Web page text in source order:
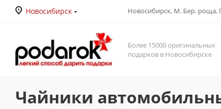
Новосибирск Новосибирск, М. Бер. роща,
Более 15000 оригинальных
подарков в Новосибирске
Чайники